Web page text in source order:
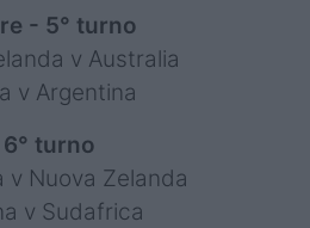
- 5° turno
v Australia
v Argentina
turno
v Nuova Zelanda
v Sudafrica